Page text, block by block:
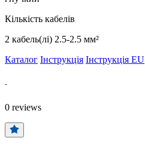
Кількість кабелів
2 кабель(лі) 2.5-2.5 мм²
Каталог Інструкція Інструкція EU
-
0 reviews